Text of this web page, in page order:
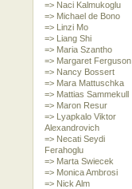
=> Naci Kalmukoglu
=> Michael de Bono
=> Linzi Mo
=> Liang Shi
=> Maria Szantho
=> Margaret Ferguson
=> Nancy Bossert
=> Mara Mattuschka
=> Mattias Sammekull
=> Maron Resur
=> Lyapkalo Viktor
Alexandrovich
=> Necati Seydi
Ferahoglu
=> Marta Swiecek
=> Monica Ambrosi
=> Nick Alm